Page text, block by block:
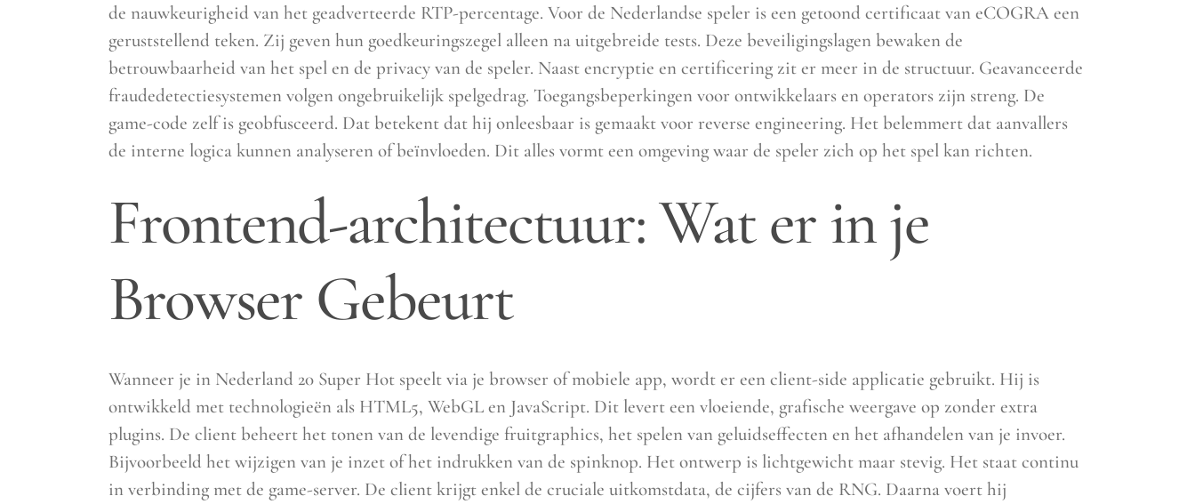
de nauwkeurigheid van het geadverteerde RTP-percentage. Voor de Nederlandse speler is een getoond certificaat van eCOGRA een
geruststellend teken. Zij geven hun goedkeuringszegel alleen na uitgebreide tests. Deze beveiligingslagen bewaken de
betrouwbaarheid van het spel en de privacy van de speler. Naast encryptie en certificering zit er meer in de structuur. Geavanceerde
fraudedetectiesystemen volgen ongebruikelijk spelgedrag. Toegangsbeperkingen voor ontwikkelaars en operators zijn streng. De
game-code zelf is geobfusceerd. Dat betekent dat hij onleesbaar is gemaakt voor reverse engineering. Het belemmert dat aanvallers
de interne logica kunnen analyseren of beïnvloeden. Dit alles vormt een omgeving waar de speler zich op het spel kan richten.
Frontend-architectuur: Wat er in je
Browser Gebeurt
Wanneer je in Nederland 20 Super Hot speelt via je browser of mobiele app, wordt er een client-side applicatie gebruikt. Hij is
ontwikkeld met technologieën als HTML5, WebGL en JavaScript. Dit levert een vloeiende, grafische weergave op zonder extra
plugins. De client beheert het tonen van de levendige fruitgraphics, het spelen van geluidseffecten en het afhandelen van je invoer.
Bijvoorbeeld het wijzigen van je inzet of het indrukken van de spinknop. Het ontwerp is lichtgewicht maar stevig. Het staat continu
in verbinding met de game-server. De client krijgt enkel de cruciale uitkomstdata, de cijfers van de RNG. Daarna voert hij